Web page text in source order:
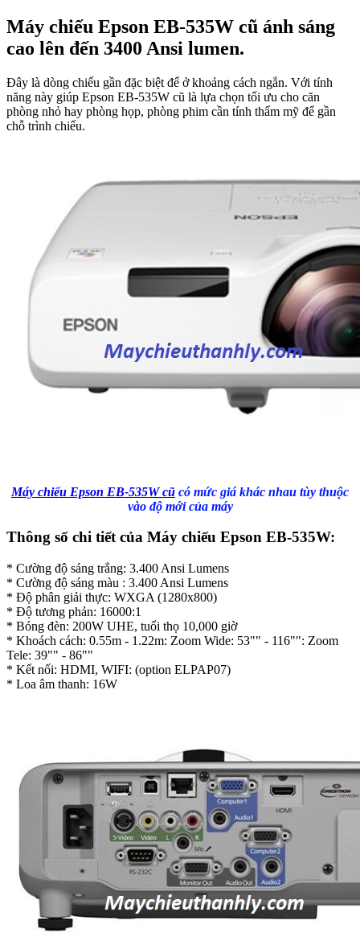
Máy chiếu Epson EB-535W cũ ánh sáng
cao lên đến 3400 Ansi lumen.
Đây là dòng chiếu gần đặc biệt để ở khoảng cách ngắn. Với tính
năng này giúp Epson EB-535W cũ là lựa chọn tối ưu cho căn
phòng nhỏ hay phòng họp, phòng phim cần tính thẩm mỹ để gần
chỗ trình chiếu.
Máy chiếu Epson EB-535W cũ có mức giá khác nhau tùy thuộc
vào độ mới của máy
Thông số chi tiết của Máy chiếu Epson EB-535W:
* Cường độ sáng trắng: 3.400 Ansi Lumens
* Cường độ sáng màu : 3.400 Ansi Lumens
* Độ phân giải thực: WXGA (1280x800)
* Độ tương phản: 16000:1
* Bóng đèn: 200W UHE, tuổi thọ 10,000 giờ
* Khoách cách: 0.55m - 1.22m: Zoom Wide: 53"" - 116"": Zoom
Tele: 39"" - 86""
* Kết nối: HDMI, WIFI: (option ELPAP07)
* Loa âm thanh: 16W